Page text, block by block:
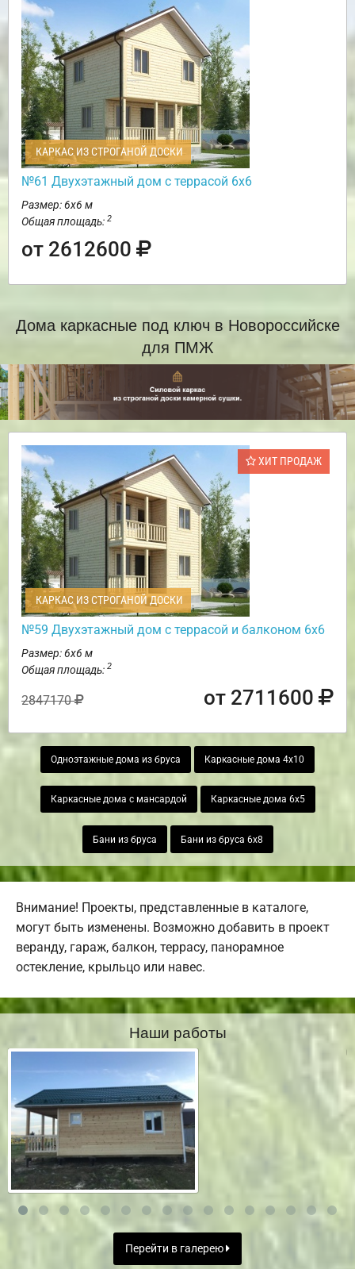
КАРКАС ИЗ СТРОГАНОЙ ДОСКИ
№61 Двухэтажный дом с террасой 6х6
Размер: 6х6 м
Общая площадь: 2
от 2612600
Дома каркасные под ключ в Новороссийске
для ПМЖ
ХИТ ПРОДАЖ
КАРКАС ИЗ СТРОГАНОЙ ДОСКИ
№59 Двухэтажный дом с террасой и балконом 6х6
Размер: 6х6 м
Общая площадь: 2
2847170 от 2711600
Одноэтажные дома из бруса Каркасные дома 4х10
Каркасные дома с мансардой Каркасные дома 6х5
Бани из бруса Бани из бруса 6х8
Внимание! Проекты, представленные в каталоге,
могут быть изменены. Возможно добавить в проект
веранду, гараж, балкон, террасу, панорамное
остекление, крыльцо или навес.
Наши работы
Перейти в галерею